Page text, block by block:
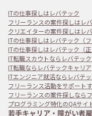
ITの仕事探しはレバテック
フリーランスの案件探しはレ
クリエイターの案件探しはレ
ITの仕事探しはレバテック（
ITの仕事探しはレバテック（
IT転職スカウトならレバテッ
IT転職ならレバテックキャリア
ITエンジニア就活ならレバテ
フリーランス活動をサポート
フリーランスの案件探しなら
プログラミング特化のQAサイ
若手キャリア・障がい者